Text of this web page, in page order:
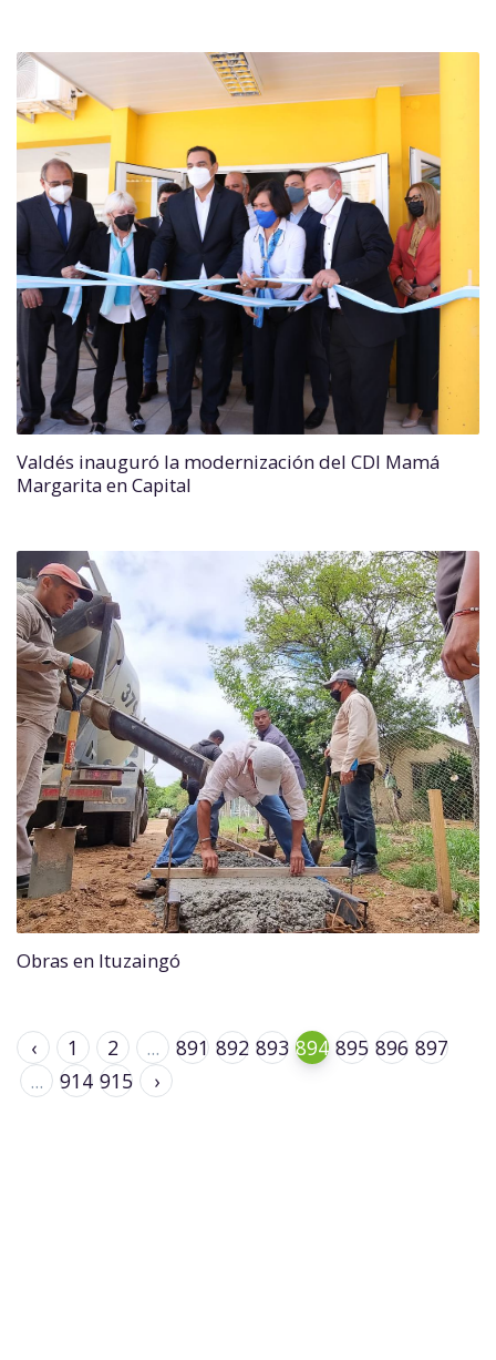
Valdés inauguró la modernización del CDI Mamá
Margarita en Capital
Obras en Ituzaingó
‹ 1 2 ... 891 892 893 894 895 896 897
...
914 915 ›